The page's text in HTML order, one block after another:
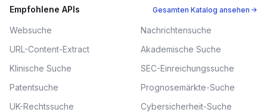
Empfohlene APIs Gesamten Katalog ansehen →
Websuche
Nachrichtensuche
URL-Content-Extract
Akademische Suche
Klinische Suche
SEC-Einreichungssuche
Patentsuche
Prognosemärkte-Suche
UK-Rechtssuche
Cybersicherheit-Suche